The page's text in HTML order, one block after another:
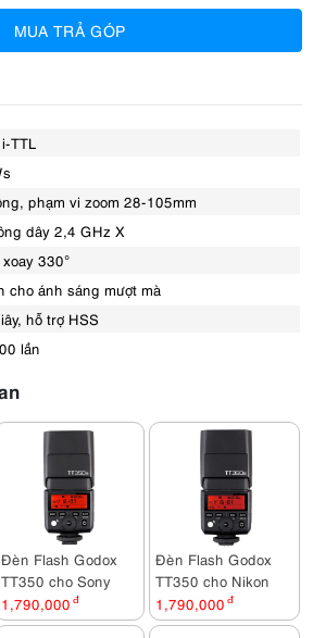
MUA TRẢ GÓP
TTL
phạm vi zoom 28-105mm
dây 2,4 GHz X
330°
cho ánh sáng mượt mà
hỗ trợ HSS
lần
Đèn Flash Godox
TT350 cho Sony
1,790,000 đ
Đèn Flash Godox
TT350 cho Nikon
1,790,000 đ